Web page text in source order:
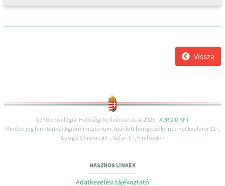
Vissza
Géntechnológiai Hatósági Nyilvántartás © 2026 - XDROID KFT.
Minden jog fenntartva: Agrárminisztérium, Ajánlott böngészők: Internet Explorer 11+,
Google Chrome 49+, Safari 9+, Firefox 47+
HASZNOS LINKEK
Adatkezelési tájékoztató